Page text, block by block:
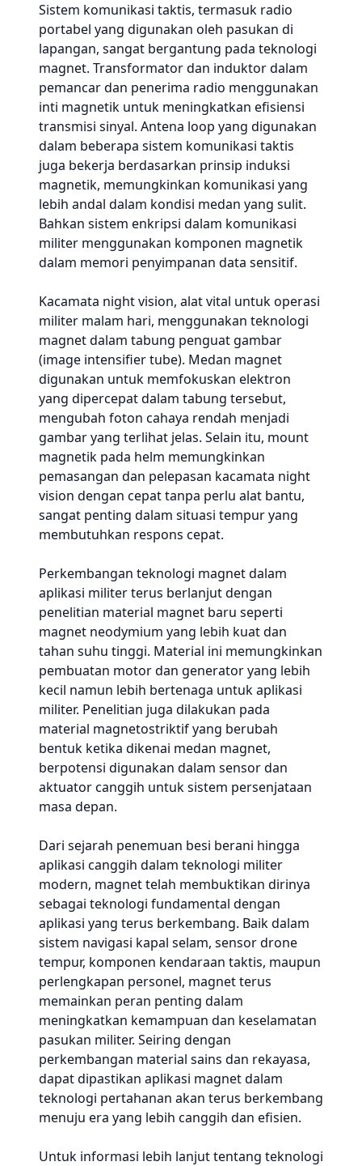
Sistem komunikasi taktis, termasuk radio
portabel yang digunakan oleh pasukan di
lapangan, sangat bergantung pada teknologi
magnet. Transformator dan induktor dalam
pemancar dan penerima radio menggunakan
inti magnetik untuk meningkatkan efisiensi
transmisi sinyal. Antena loop yang digunakan
dalam beberapa sistem komunikasi taktis
juga bekerja berdasarkan prinsip induksi
magnetik, memungkinkan komunikasi yang
lebih andal dalam kondisi medan yang sulit.
Bahkan sistem enkripsi dalam komunikasi
militer menggunakan komponen magnetik
dalam memori penyimpanan data sensitif.
Kacamata night vision, alat vital untuk operasi
militer malam hari, menggunakan teknologi
magnet dalam tabung penguat gambar
(image intensifier tube). Medan magnet
digunakan untuk memfokuskan elektron
yang dipercepat dalam tabung tersebut,
mengubah foton cahaya rendah menjadi
gambar yang terlihat jelas. Selain itu, mount
magnetik pada helm memungkinkan
pemasangan dan pelepasan kacamata night
vision dengan cepat tanpa perlu alat bantu,
sangat penting dalam situasi tempur yang
membutuhkan respons cepat.
Perkembangan teknologi magnet dalam
aplikasi militer terus berlanjut dengan
penelitian material magnet baru seperti
magnet neodymium yang lebih kuat dan
tahan suhu tinggi. Material ini memungkinkan
pembuatan motor dan generator yang lebih
kecil namun lebih bertenaga untuk aplikasi
militer. Penelitian juga dilakukan pada
material magnetostriktif yang berubah
bentuk ketika dikenai medan magnet,
berpotensi digunakan dalam sensor dan
aktuator canggih untuk sistem persenjataan
masa depan.
Dari sejarah penemuan besi berani hingga
aplikasi canggih dalam teknologi militer
modern, magnet telah membuktikan dirinya
sebagai teknologi fundamental dengan
aplikasi yang terus berkembang. Baik dalam
sistem navigasi kapal selam, sensor drone
tempur, komponen kendaraan taktis, maupun
perlengkapan personel, magnet terus
memainkan peran penting dalam
meningkatkan kemampuan dan keselamatan
pasukan militer. Seiring dengan
perkembangan material sains dan rekayasa,
dapat dipastikan aplikasi magnet dalam
teknologi pertahanan akan terus berkembang
menuju era yang lebih canggih dan efisien.
Untuk informasi lebih lanjut tentang teknologi